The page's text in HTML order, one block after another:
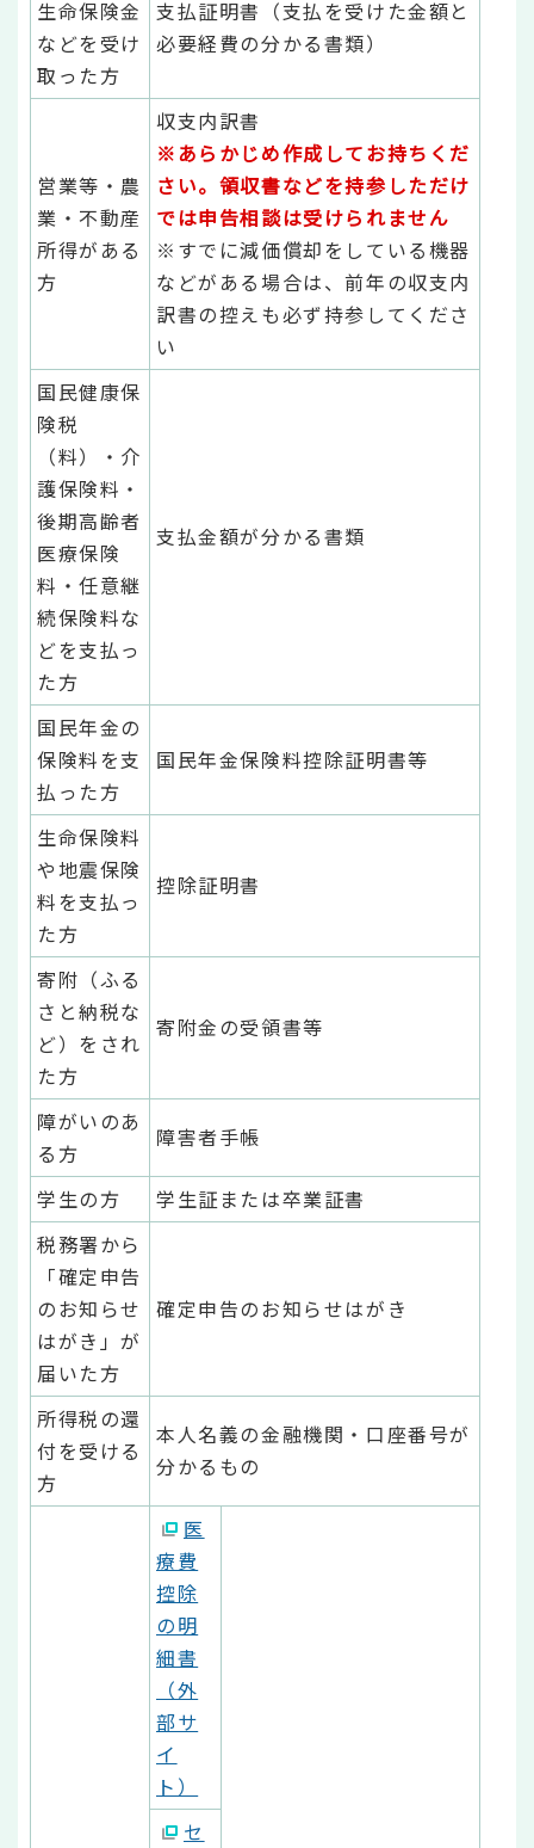
生命保険金
などを受け
取った方
支払証明書（支払を受けた金額と
必要経費の分かる書類）
営業等・農
業・不動産
所得がある
方
収支内訳書
※あらかじめ作成してお持ちくだ
さい。領収書などを持参しただけ
では申告相談は受けられません
※すでに減価償却をしている機器
などがある場合は、前年の収支内
訳書の控えも必ず持参してくださ
い
国民健康保
険税
（料）・介
護保険料・
後期高齢者
医療保険
料・任意継
続保険料な
どを支払っ
た方
支払金額が分かる書類
国民年金の
保険料を支
払った方
国民年金保険料控除証明書等
生命保険料
や地震保険
料を支払っ
た方
控除証明書
寄附（ふる
さと納税な
ど）をされ
た方
寄附金の受領書等
障がいのあ
る方
障害者手帳
学生の方
学生証または卒業証書
税務署から
「確定申告
のお知らせ
はがき」が
届いた方
確定申告のお知らせはがき
所得税の還
付を受ける
方
本人名義の金融機関・口座番号が
分かるもの
医
療費
控除
の明
細書
（外
部サ
イ
ト）
セ